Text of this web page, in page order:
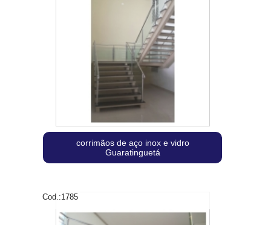
corrimãos de aço inox e vidro
Guaratinguetá
Cod.:1785